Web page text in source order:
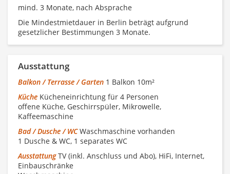
mind. 3 Monate, nach Absprache
Die Mindestmietdauer in Berlin beträgt aufgrund
gesetzlicher Bestimmungen 3 Monate.
Ausstattung
Balkon / Terrasse / Garten 1 Balkon 10m²
Küche Kücheneinrichtung für 4 Personen
offene Küche, Geschirrspüler, Mikrowelle,
Kaffeemaschine
Bad / Dusche / WCWaschmaschine vorhanden
1 Dusche & WC, 1 separates WC
AusstattungTV (inkl. Anschluss und Abo), HiFi, Internet,
Einbauschränke